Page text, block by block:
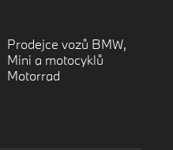
Prodejce vozů BMW,
Mini a motocyklů
Motorrad